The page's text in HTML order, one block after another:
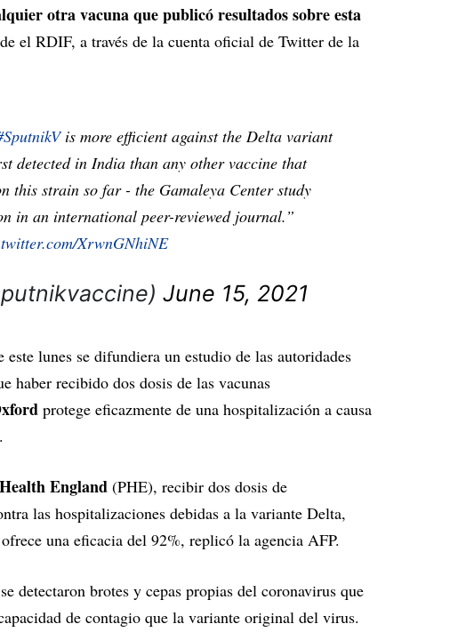
otra vacuna que publicó resultados sobre esta
el RDIF, a través de la cuenta oficial de Twitter de la
is more efficient against the Delta variant
detected in India than any other vaccine that
this strain so far - the Gamaleya Center study
in an international peer-reviewed journal.”
XrwnGNhiNE
June 15, 2021
lunes se difundiera un estudio de las autoridades
haber recibido dos dosis de las vacunas
protege eficazmente de una hospitalización a causa
England (PHE), recibir dos dosis de
las hospitalizaciones debidas a la variante Delta,
ofrece una eficacia del 92%, replicó la agencia AFP.
detectaron brotes y cepas propias del coronavirus que
de contagio que la variante original del virus.